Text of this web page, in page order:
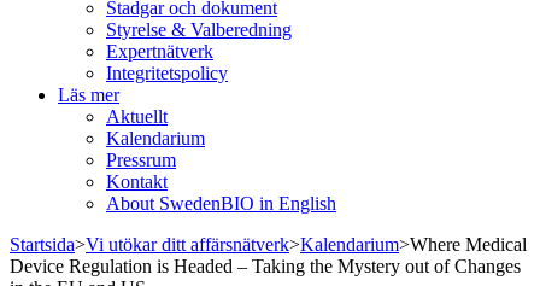
Stadgar och dokument
Styrelse & Valberedning
Expertnätverk
Integritetspolicy
Läs mer
Aktuellt
Kalendarium
Pressrum
Kontakt
About SwedenBIO in English
Startsida>Vi utökar ditt affärsnätverk>Kalendarium>Where Medical
Device Regulation is Headed – Taking the Mystery out of Changes